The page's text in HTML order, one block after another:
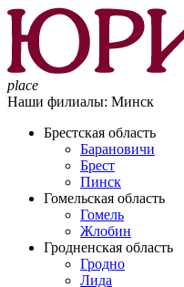
place
Наши филиалы: Минск
Брестская область
Барановичи
Брест
Пинск
Гомельская область
Гомель
Жлобин
Гродненская область
Гродно
Лида